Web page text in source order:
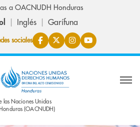
a OACNUDH Honduras
Inglés Garífuna
sociales
las Naciones Unidas
(OACNUDH)